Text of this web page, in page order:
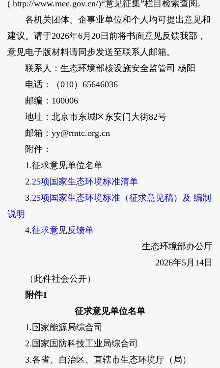
( http://www.mee.gov.cn/)“意见征集”栏目检索查阅。
各机关团体、企事业单位和个人均可提出意见和
建议。请于2026年6月20日前将书面意见反馈我部，
意见电子版材料请同步发送至联系人邮箱。
联系人：生态环境部核设施安全监管司 杨阳
电话：（010）65646036
邮编：100006
地址：北京市东城区东安门大街82号
邮箱：yy@rmtc.org.cn
附件：
1.征求意见单位名单
2.25项国家生态环境标准清单
3.25项国家生态环境标准（征求意见稿）及 编制
说明
4.征求意见反馈单
生态环境部办公厅
2026年5月14日
（此件社会公开）
附件1
征求意见单位名单
1.国家能源局综合司
2.国家国防科技工业局综合司
3.各省、自治区、直辖市生态环境厅（局）